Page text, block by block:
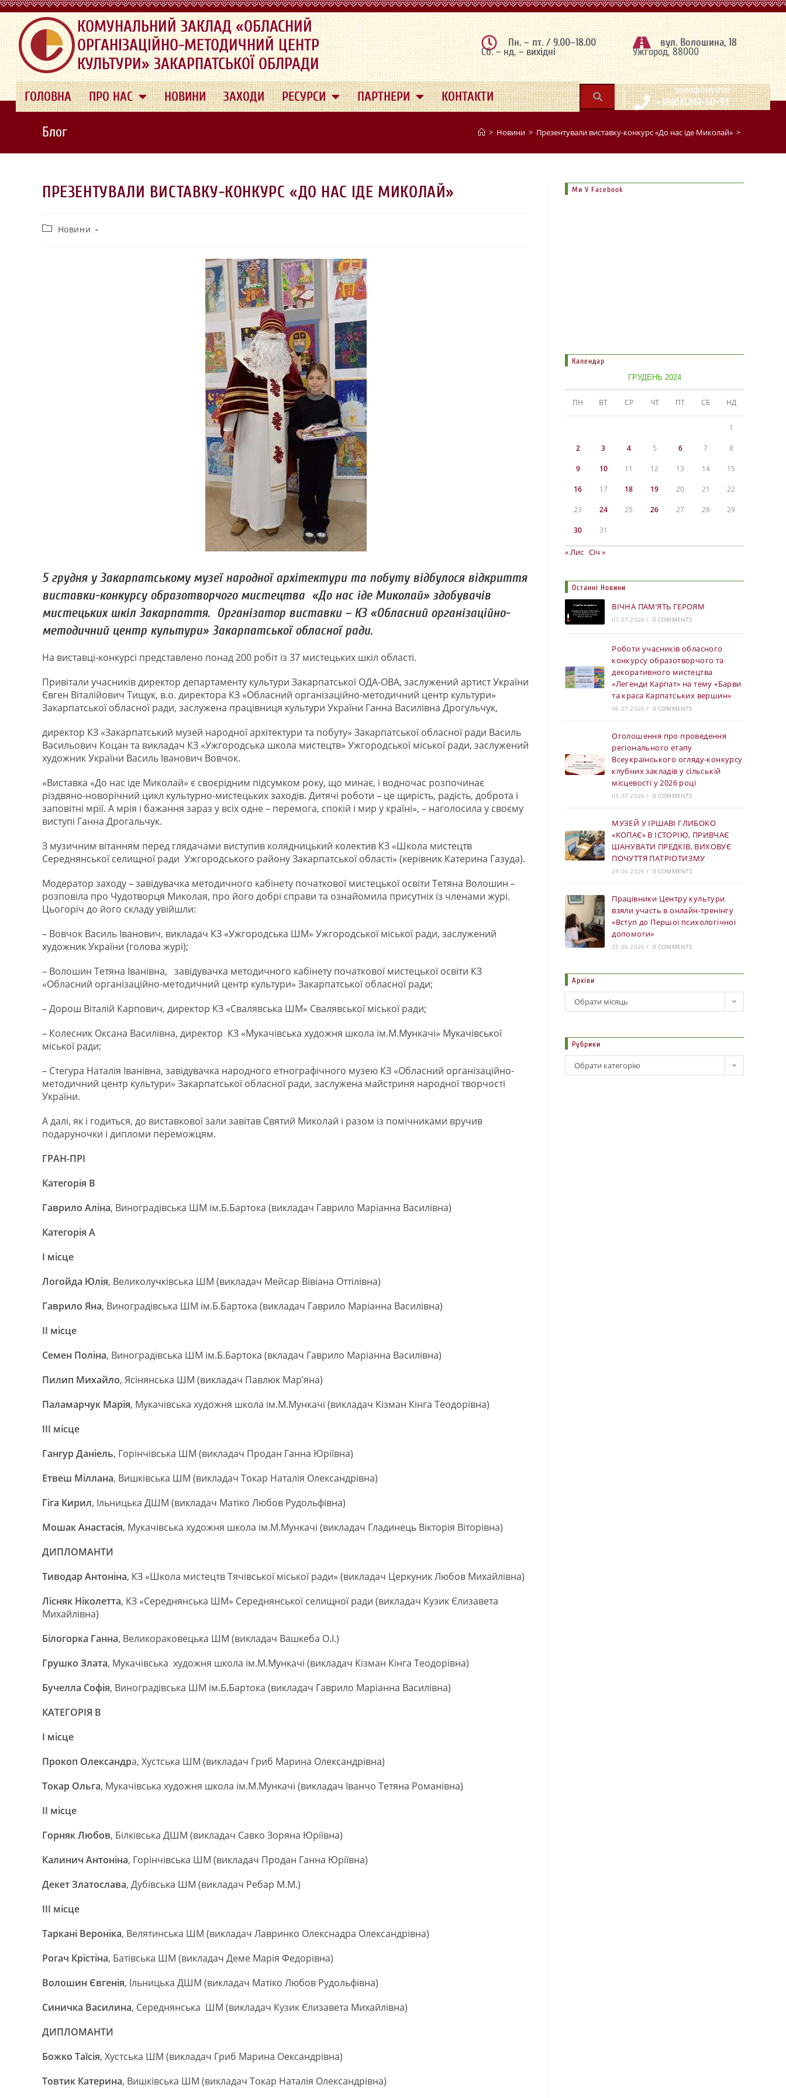
.
КОМУНАЛЬНИЙ ЗАКЛАД «ОБЛАСНИЙ
ОРГАНІЗАЦІЙНО-МЕТОДИЧНИЙ ЦЕНТР
КУЛЬТУРИ» ЗАКАРПАТСЬКОЇ ОБЛРАДИ
Пн. – пт. / 9.00–18.00
Сб. – нд. – вихідні
вул. Волошина, 18
Ужгород, 88000
ГОЛОВНА ПРО НАС НОВИНИ ЗАХОДИ РЕСУРСИ ПАРТНЕРИ КОНТАКТИ | телефонуйте
+38(0312)61-60-33
Блог > Новини > Презентували виставку-конкурс «До нас іде Миколай» >
ПРЕЗЕНТУВАЛИ ВИСТАВКУ-КОНКУРС «ДО НАС ІДЕ МИКОЛАЙ»
Новини
5 грудня у Закарпатському музеї народної архітектури та побуту відбулося відкриття
виставки-конкурсу образотворчого мистецтва «До нас іде Миколай» здобувачів
мистецьких шкіл Закарпаття. Організатор виставки – КЗ «Обласний організаційно-
методичний центр культури» Закарпатської обласної ради.
На виставці-конкурсі представлено понад 200 робіт із 37 мистецьких шкіл області.
Привітали учасників директор департаменту культури Закарпатської ОДА-ОВА, заслужений артист України
Євген Віталійович Тищук, в.о. директора КЗ «Обласний організаційно-методичний центр культури»
Закарпатської обласної ради, заслужена працівниця культури України Ганна Василівна Дрогульчук,
директор КЗ «Закарпатський музей народної архітектури та побуту» Закарпатської обласної ради Василь
Васильович Коцан та викладач КЗ «Ужгородська школа мистецтв» Ужгородської міської ради, заслужений
художник України Василь Іванович Вовчок.
«Виставка «До нас іде Миколай» є своєрідним підсумком року, що минає, і водночас розпочинає
різдвяно-новорічний цикл культурно-мистецьких заходів. Дитячі роботи – це щирість, радість, доброта і
заповітні мрії. А мрія і бажання зараз у всіх одне – перемога, спокій і мир у країні», – наголосила у своєму
виступі Ганна Дрогальчук.
З музичним вітанням перед глядачами виступив колядницький колектив КЗ «Школа мистецтв
Середнянської селищної ради Ужгородського району Закарпатської області» (керівник Катерина Газуда).
Модератор заходу – завідувачка методичного кабінету початкової мистецької освіти Тетяна Волошин –
розповіла про Чудотворця Миколая, про його добрі справи та ознайомила присутніх із членами журі.
Цьогоріч до його складу увійшли:
– Вовчок Василь Іванович, викладач КЗ «Ужгородська ШМ» Ужгородської міської ради, заслужений
художник України (голова журі);
– Волошин Тетяна Іванівна, завідувачка методичного кабінету початкової мистецької освіти КЗ
«Обласний організаційно-методичний центр культури» Закарпатської обласної ради;
– Дорош Віталій Карпович, директор КЗ «Свалявська ШМ» Свалявської міської ради;
– Колесник Оксана Василівна, директор КЗ «Мукачівська художня школа ім.М.Мункачі» Мукачівської
міської ради;
– Стегура Наталія Іванівна, завідувачка народного етнографічного музею КЗ «Обласний організаційно-
методичний центр культури» Закарпатської обласної ради, заслужена майстриня народної творчості
України.
А далі, як і годиться, до виставкової зали завітав Святий Миколай і разом із помічниками вручив
подаруночки і дипломи переможцям.
ГРАН-ПРІ
Категорія В
Гаврило Аліна, Виноградівська ШМ ім.Б.Бартока (викладач Гаврило Маріанна Василівна)
Категорія А
І місце
Логойда Юлія, Великолучківська ШМ (викладач Мейсар Вівіана Оттілівна)
Гаврило Яна, Виноградівська ШМ ім.Б.Бартока (викладач Гаврило Маріанна Василівна)
ІІ місце
Семен Поліна, Виноградівська ШМ ім.Б.Бартока (вкладач Гаврило Маріанна Василівна)
Пилип Михайло, Ясінянська ШМ (викладач Павлюк Мар’яна)
Паламарчук Марія, Мукачівська художня школа ім.М.Мункачі (викладач Кізман Кінга Теодорівна)
ІІІ місце
Гангур Даніель, Горінчівська ШМ (викладач Продан Ганна Юріївна)
Етвеш Міллана, Вишківська ШМ (викладач Токар Наталія Олександрівна)
Гіга Кирил, Ільницька ДШМ (викладач Матіко Любов Рудольфівна)
Мошак Анастасія, Мукачівська художня школа ім.М.Мункачі (викладач Гладинець Вікторія Віторівна)
ДИПЛОМАНТИ
Тиводар Антоніна, КЗ «Школа мистецтв Тячівської міської ради» (викладач Церкуник Любов Михайлівна)
Лісняк Ніколетта, КЗ «Середнянська ШМ» Середнянської селищної ради (викладач Кузик Єлизавета
Михайлівна)
Білогорка Ганна, Великораковецька ШМ (викладач Вашкеба О.І.)
Грушко Злата, Мукачівська художня школа ім.М.Мункачі (викладач Кізман Кінга Теодорівна)
Бучелла Софія, Виноградівська ШМ ім.Б.Бартока (викладач Гаврило Маріанна Василівна)
КАТЕГОРІЯ В
І місце
Прокоп Олександра, Хустська ШМ (викладач Гриб Марина Олександрівна)
Токар Ольга, Мукачівська художня школа ім.М.Мункачі (викладач Іванчо Тетяна Романівна)
ІІ місце
Горняк Любов, Білківська ДШМ (викладач Савко Зоряна Юріївна)
Калинич Антоніна, Горінчівська ШМ (викладач Продан Ганна Юріївна)
Декет Златослава, Дубівська ШМ (викладач Ребар М.М.)
ІІІ місце
Таркані Вероніка, Велятинська ШМ (викладач Лавринко Олекснадра Олександрівна)
Рогач Крістіна, Батівська ШМ (викладач Деме Марія Федорівна)
Волошин Євгенія, Ільницька ДШМ (викладач Матіко Любов Рудольфівна)
Синичка Василина, Середнянська ШМ (викладач Кузик Єлизавета Михайлівна)
ДИПЛОМАНТИ
Божко Таїсія, Хустська ШМ (викладач Гриб Марина Оександрівна)
Товтик Катерина, Вишківська ШМ (викладач Токар Наталія Олександрівна)
Ми У Facebook
Календар
ГРУДЕНЬ 2024
ПН ВТ СР ЧТ ПТ СБ НД
1
2 3 4 5 6 7 8
9 10 11 12 13 14 15
16 17 18 19 20 21 22
23 24 25 26 27 28 29
30 31
« Лис Січ »
Останні Новини
ВІЧНА ПАМ’ЯТЬ ГЕРОЯМ
07.07.2026 / 0 COMMENTS
Роботи учасників обласного
конкурсу образотворчого та
декоративного мистецтва
«Легенди Карпат» на тему «Барви
та краса Карпатських вершин»
06.07.2026 / 0 COMMENTS
Оголошення про проведення
регіонального етапу
Всеукраїнського огляду-конкурсу
клубних закладів у сільській
місцевості у 2026 році
03.07.2026 / 0 COMMENTS
МУЗЕЙ У ІРШАВІ ГЛИБОКО
«КОПАЄ» В ІСТОРІЮ, ПРИВЧАЄ
ШАНУВАТИ ПРЕДКІВ, ВИХОВУЄ
ПОЧУТТЯ ПАТРІОТИЗМУ
29.06.2026 / 0 COMMENTS
Працівники Центру культури
взяли участь в онлайн-тренінгу
«Вступ до Першої психологічної
допомоги»
25.06.2026 / 0 COMMENTS
Архіви
Обрати місяць
Рубрики
Обрати категорію